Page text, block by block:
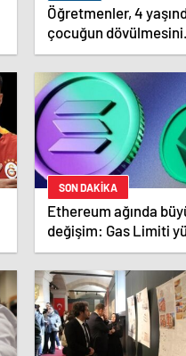
Öğretmenler, 4
çocuğun dövülmesini
gülerek izledi
SON DAKİKA
Ethereum ağında
değişim: Gas Limiti
işlem ücretleri